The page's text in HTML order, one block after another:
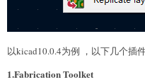
以kicad10.0.4为例 ，以下几个插
1.Fabrication Toolket